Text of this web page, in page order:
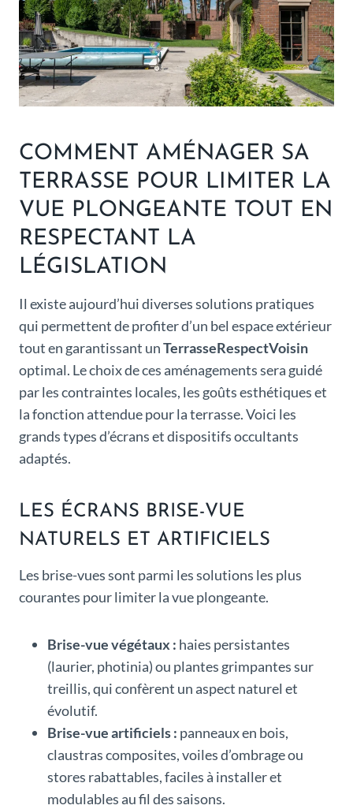
COMMENT AMÉNAGER SA
TERRASSE POUR LIMITER LA
VUE PLONGEANTE TOUT EN
RESPECTANT LA
LÉGISLATION
Il existe aujourd’hui diverses solutions pratiques
qui permettent de profiter d’un bel espace extérieur
tout en garantissant unTerrasseRespectVoisin
optimal. Le choix de ces aménagements sera guidé
par les contraintes locales, les goûts esthétiques et
la fonction attendue pour la terrasse. Voici les
grands types d’écrans et dispositifs occultants
adaptés.
LES ÉCRANS BRISE-VUE
NATURELS ET ARTIFICIELS
Les brise-vues sont parmi les solutions les plus
courantes pour limiter la vue plongeante.
Brise-vue végétaux : haies persistantes
(laurier, photinia) ou plantes grimpantes sur
treillis, qui confèrent un aspect naturel et
évolutif.
Brise-vue artificiels : panneaux en bois,
claustras composites, voiles d’ombrage ou
stores rabattables, faciles à installer et
modulables au fil des saisons.